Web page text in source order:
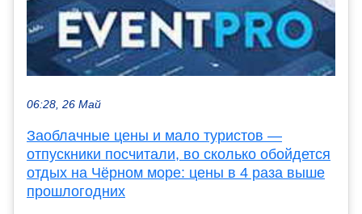
06:28, 26 Май
Заоблачные цены и мало туристов —
отпускники посчитали, во сколько обойдется
отдых на Чёрном море: цены в 4 раза выше
прошлогодних